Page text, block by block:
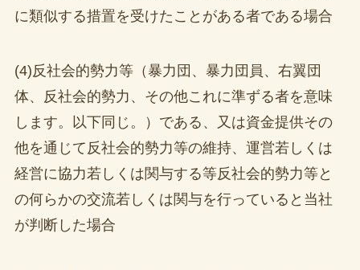
に類似する措置を受けたことがある者である場合
(4)反社会的勢力等（暴力団、暴力団員、右翼団
体、反社会的勢力、その他これに準ずる者を意味
します。以下同じ。）である、又は資金提供その
他を通じて反社会的勢力等の維持、運営若しくは
経営に協力若しくは関与する等反社会的勢力等と
の何らかの交流若しくは関与を行っていると当社
が判断した場合